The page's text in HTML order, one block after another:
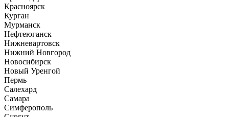
Красноярск
Курган
Мурманск
Нефтеюганск
Нижневартовск
Нижний Новгород
Новосибирск
Новый Уренгой
Пермь
Салехард
Самара
Симферополь